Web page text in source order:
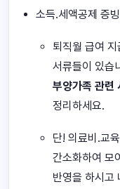
소득.세액공제 증
퇴직월 급여
서류들이 있습
부양가족 관련
정리하세요.
단! 의료비.교
간소화하여 모
반영을 하시고